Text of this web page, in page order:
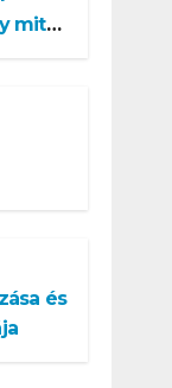
mit
és